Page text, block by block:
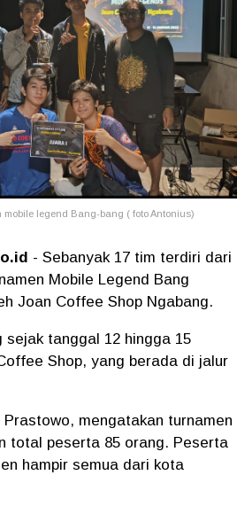
legend Bang-bang ( foto Antonius)
- Sebanyak 17 tim terdiri dari
Mobile Legend Bang
Joan Coffee Shop Ngabang.
sejak tanggal 12 hingga 15
Shop, yang berada di jalur
mengatakan turnamen
total peserta 85 orang. Peserta
hampir semua dari kota